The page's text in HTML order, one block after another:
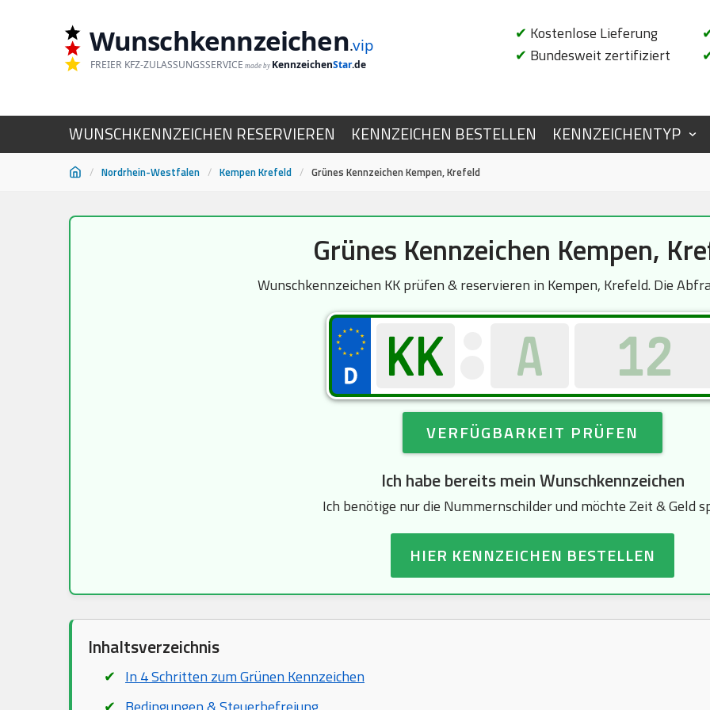
Wunschkennzeichen.vip
FREIER KFZ-ZULASSUNGSSERVICE made by KennzeichenStar.de
✔ Kostenlose Lieferung
✔ Bundesweit zertifiziert
WUNSCHKENNZEICHEN RESERVIEREN KENNZEICHEN BESTELLEN KENNZEICHENTYP
/ Nordrhein-Westfalen / Kempen Krefeld / Grünes Kennzeichen Kempen, Krefeld
Grünes Kennzeichen Kempen,
Wunschkennzeichen KK prüfen & reservieren in Kempen, Krefeld. Die
VERFÜGBARKEIT PRÜFEN
Ich habe bereits mein Wunschkennzeichen
Ich benötige nur die Nummernschilder und möchte Zeit & Geld
HIER KENNZEICHEN BESTELLEN
Inhaltsverzeichnis
In 4 Schritten zum Grünen Kennzeichen